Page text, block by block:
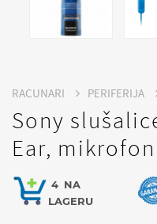
RACUNARI PERIFERIJA
Sony
Ear, mikrofon
4 NA
LAGERU